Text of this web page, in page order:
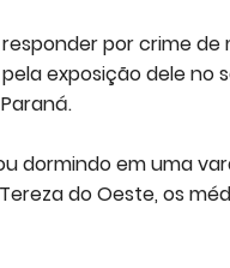
por crime
exposição dele
dormindo em uma
do Oeste, os